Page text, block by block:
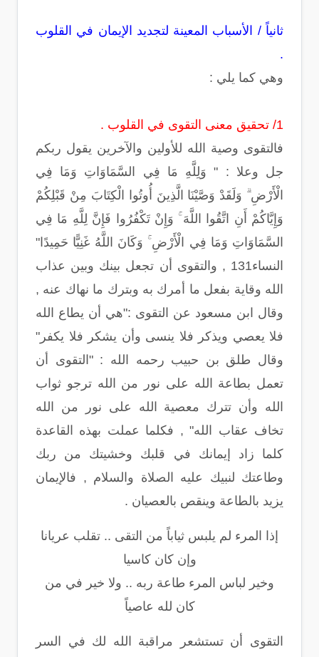
ثانياً / الأسباب المعينة لتجديد الإيمان في القلوب
.
وهي كما يلي :
1/ تحقيق معنى التقوى في القلوب .
فالتقوى وصية الله للأولين والآخرين يقول ربكم
جل وعلا : " وَلِلَّهِ مَا فِي السَّمَاوَاتِ وَمَا فِي
الْأَرْضِ ۗ وَلَقَدْ وَصَّيْنَا الَّذِينَ أُوتُوا الْكِتَابَ مِنْ قَبْلِكُمْ
وَإِيَّاكُمْ أَنِ اتَّقُوا اللَّهَ ۚ وَإِنْ تَكْفُرُوا فَإِنَّ لِلَّهِ مَا فِي
السَّمَاوَاتِ وَمَا فِي الْأَرْضِ ۚ وَكَانَ اللَّهُ غَنِيًّا حَمِيدًا"
النساء131 , والتقوى أن تجعل بينك وبين عذاب
الله وقاية بفعل ما أمرك به وبترك ما نهاك عنه ,
وقال ابن مسعود عن التقوى :"هي أن يطاع الله
فلا يعصي ويذكر فلا ينسى وأن يشكر فلا يكفر"
وقال طلق بن حبيب رحمه الله : "التقوى أن
تعمل بطاعة الله على نور من الله ترجو ثواب
الله وأن تترك معصية الله على نور من الله
تخاف عقاب الله" , فكلما عملت بهذه القاعدة
كلما زاد إيمانك في قلبك وخشيتك من ربك
وطاعتك لنبيك عليه الصلاة والسلام , فالإيمان
يزيد بالطاعة وينقص بالعصيان .
إذا المرء لم يلبس ثياباً من التقى .. تقلب عريانا
وإن كان كاسيا
وخير لباس المرء طاعة ربه .. ولا خير في من
كان لله عاصياً
التقوى أن تستشعر مراقبة الله لك في السر